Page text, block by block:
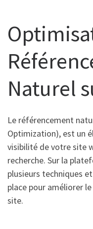
Naturel
Le référencement
Optimization), est un
visibilité de votre site
recherche. Sur la
plusieurs techniques
place pour améliorer
site.